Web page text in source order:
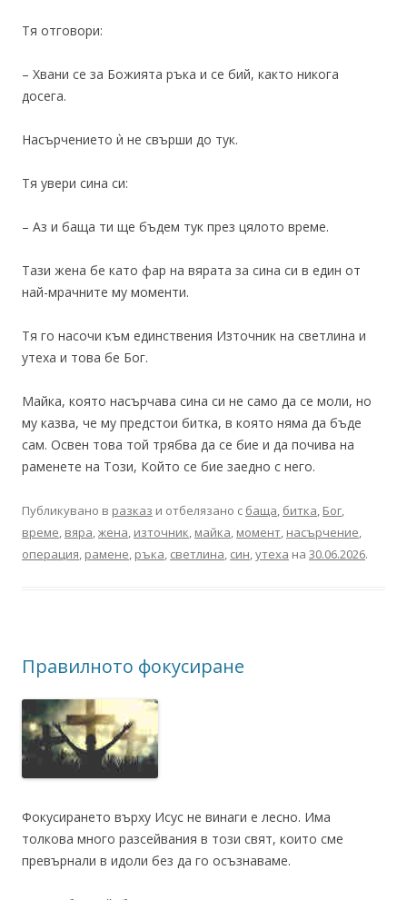
Тя отговори:
– Хвани се за Божията ръка и се бий, както никога
досега.
Насърчението ѝ не свърши до тук.
Тя увери сина си:
– Аз и баща ти ще бъдем тук през цялото време.
Тази жена бе като фар на вярата за сина си в един от
най-мрачните му моменти.
Тя го насочи към единствения Източник на светлина и
утеха и това бе Бог.
Майка, която насърчава сина си не само да се моли, но
му казва, че му предстои битка, в която няма да бъде
сам. Освен това той трябва да се бие и да почива на
раменете на Този, Който се бие заедно с него.
Публикувано в разказ и отбелязано с баща, битка, Бог,
време, вяра,жена, източник, майка, момент, насърчение,
операция, рамене, ръка, светлина, син,утеха на 30.06.2026.
Правилното фокусиране
Фокусирането върху Исус не винаги е лесно. Има
толкова много разсейвания в този свят, които сме
превърнали в идоли без да го осъзнаваме.